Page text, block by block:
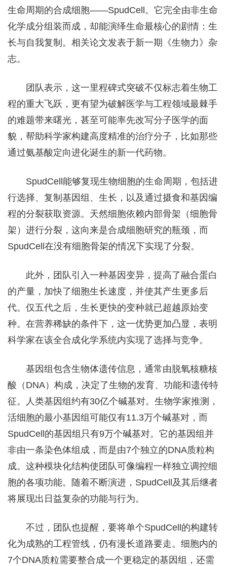
生命周期的合成细胞——SpudCell。它完全由非生命
化学成分组装而成，却能演绎生命最核心的剧情：生
长与自我复制。相关论文发表于新一期《生物力》杂
志。
团队表示，这一里程碑式突破不仅标志着生物工
程的重大飞跃，更有望为破解医学与工程领域最棘手
的难题带来曙光，甚至可能率先改写分子医学的面
貌，帮助科学家构建高度精准的治疗分子，比如那些
通过氨基酸定向进化诞生的新一代药物。
SpudCell能够复现生物细胞的生命周期，包括进
行选择、复制基因组、生长，以及通过摄食和基因编
程的分裂获取资源。天然细胞依赖内部骨架（细胞骨
架）进行分裂，这向来是合成细胞研究的瓶颈，而
SpudCell在没有细胞骨架的情况下实现了分裂。
此外，团队引入一种基因变异，提高了融合蛋白
的产量，加快了细胞生长速度，并使其产生更多后
代。仅五代之后，生长更快的变种就已超越原始变
种。在营养稀缺的条件下，这一优势更加凸显，表明
科学家在该全合成化学系统内实现了选择与竞争。
基因组包含生物体遗传信息，通常由脱氧核糖核
酸（DNA）构成，决定了生物的发育、功能和遗传特
征。人类基因组约有30亿个碱基对。生物学家推测，
活细胞的最小基因组可能仅有11.3万个碱基对，而
SpudCell的基因组只有9万个碱基对。它的基因组并
非由一条染色体组成，而是由7个独立的DNA质粒构
成。这种模块化结构使团队可像编程一样独立调控细
胞的各项功能。随着不断演进，SpudCell及其后继者
将展现出日益复杂的功能与行为。
不过，团队也提醒，要将单个SpudCell的构建转
化为成熟的工程管线，仍有漫长道路要走。细胞内的
7个DNA质粒需要整合成一个更稳定的基因组，还需